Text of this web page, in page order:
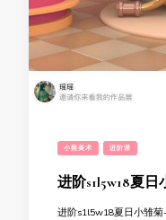
小熊美术 进阶课
进阶s1l5w18夏日
进阶s1l5w18夏日小雏